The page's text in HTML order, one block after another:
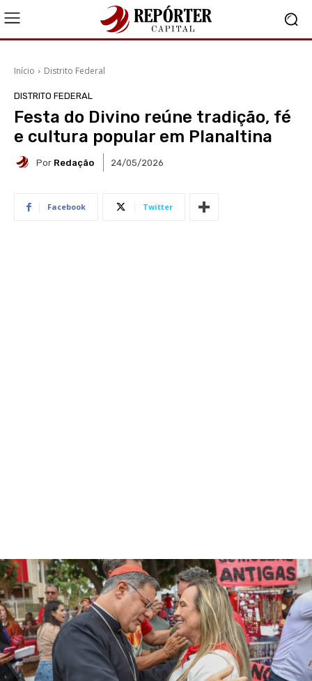
Início Distrito Federal
DISTRITO FEDERAL
Festa do Divino reúne tradição, fé
e cultura popular em Planaltina
Por Redação 24/05/2026
Facebook Twitter